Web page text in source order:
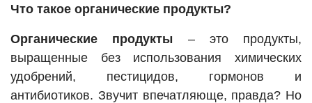
Что такое органические продукты?
Органические продукты – это продукты,
выращенные без использования химических
удобрений, пестицидов, гормонов и
антибиотиков. Звучит впечатляюще, правда? Но